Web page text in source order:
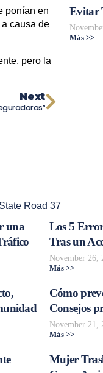
ponían en
causa de
pero la
Next
Evitar
Más >>
State Road 37
una
Los 5
Tras un
November 26,
Más >>
Cómo
Consejos
November 21,
Más >>
Mujer